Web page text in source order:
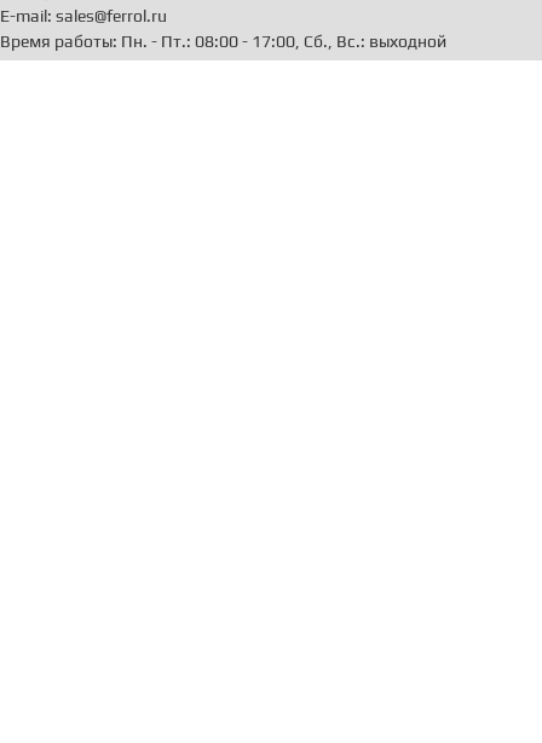
E-mail: sales@ferrol.ru
Время работы: Пн. - Пт.: 08:00 - 17:00, Сб., Вс.: выходной